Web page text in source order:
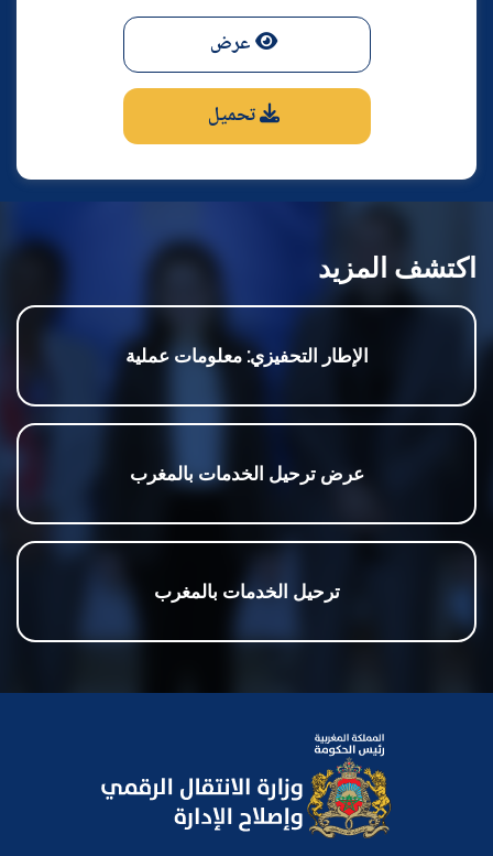
عرض
تحميل
اكتشف المزيد
الإطار التحفيزي: معلومات عملية
عرض ترحيل الخدمات بالمغرب
ترحيل الخدمات بالمغرب